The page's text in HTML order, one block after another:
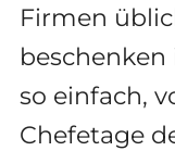
Firmen
so einfach,
Chefetage